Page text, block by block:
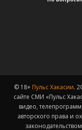
© 18+ Пульс Хакасии.
сайте СМИ «Пульс
видео,
авторского права и